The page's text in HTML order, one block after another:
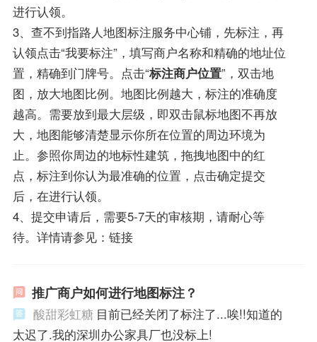
进行认领。
3、查不到指路人地图标注服务中心铺，先标注，再
认领点击“我要标注”，填写商户名称和精确的地址位
置，精确到门牌号。点击“标注商户位置”，双击地
图，放大地图比例。地图比例越大，标注的准确度
越高。需要放到最大层级，即双击鼠标地图不再放
大，地图能够清楚显示你所在位置的周边环境为
止。参照你周边的地标性建筑，拖拽地图中的红
点，标注到你认为最准确的位置，点击确定提交
后，在进行认领。
4、提交申请后，需要5-7天的审核期，请耐心等
待。详情请参见：链接
推广商户如何进行地图标注？
酸甜彩虹糖 目前已经关闭了标注了...唉!!知道的
太迟了.我的深圳办公家具厂也没标上!